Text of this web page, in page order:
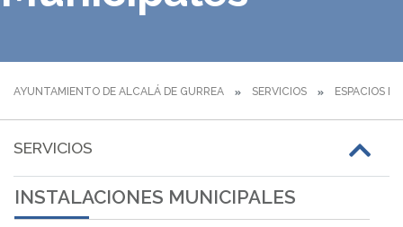
AYUNTAMIENTO DE ALCALÁ DE GURREA SERVICIOS ESPACIOS
SERVICIOS
INSTALACIONES MUNICIPALES